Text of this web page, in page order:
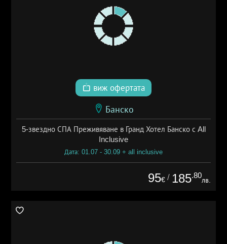
виж офертата
Банско
5-звездно СПА Преживяване в Гранд Хотел Банско с All
Inclusive
Дата: 01.07 - 30.09 + all inclusive
95€ / 185.80
лв.